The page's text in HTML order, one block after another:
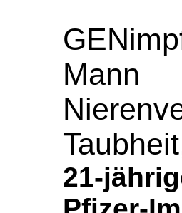
Mann
21-